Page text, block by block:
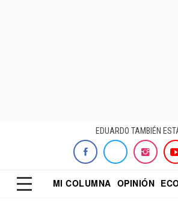
EDUARDO TAMBIÉN
MI COLUMNA OPINIÓN